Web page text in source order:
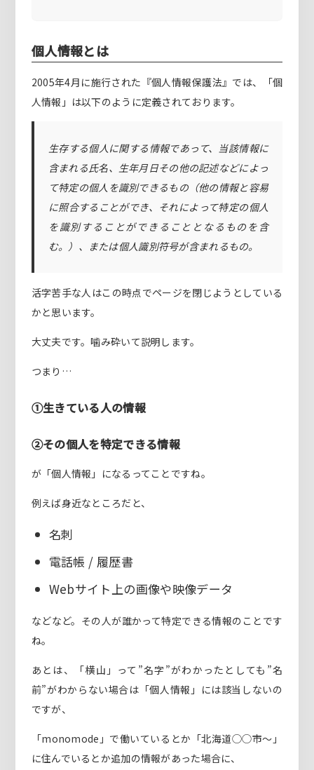
個人情報とは
2005年4月に施行された『個人情報保護法』では、「個
人情報」は以下のように定義されております。
生存する個人に関する情報であって、当該情報に
含まれる氏名、生年月日その他の記述などによっ
て特定の個人を識別できるもの（他の情報と容易
に照合することができ、それによって特定の個人
を識別することができることとなるものを含
む。）、または個人識別符号が含まれるもの。
活字苦手な人はこの時点でページを閉じようとしている
かと思います。
大丈夫です。噛み砕いて説明します。
つまり…
①生きている人の情報
②その個人を特定できる情報
が「個人情報」になるってことですね。
例えば身近なところだと、
名刺
電話帳 / 履歴書
Webサイト上の画像や映像データ
などなど。その人が誰かって特定できる情報のことです
ね。
あとは、「横山」って”名字”がわかったとしても”名
前”がわからない場合は「個人情報」には該当しないの
ですが、
「monomode」で働いているとか「北海道◯◯市〜」
に住んでいるとか追加の情報があった場合に、